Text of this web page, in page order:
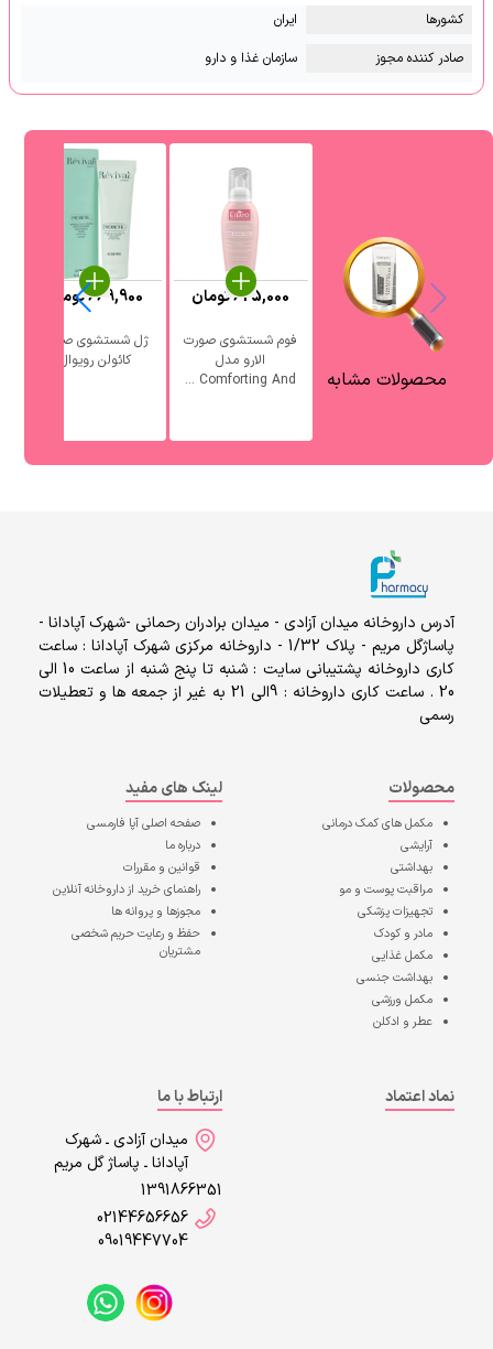
کشور‌ها
ایران
صادر کننده مجوز
سازمان غذا و دارو
محصولات مشابه
فوم شستشوی صورت
الارو مدل
Comforting And ...
625,000تومان
ژل شستشوی صورت
کائولن رویوال
669,900تومان
آدرس داروخانه میدان آزادی - میدان برادران رحمانی -شهرک آپادانا -
پاساژگل مریم - پلاک 1/32 - داروخانه مرکزی شهرک آپادانا : ساعت
کاری داروخانه پشتیبانی سایت : شنبه تا پنج شنبه از ساعت 10 الی
20 . ساعت کاری داروخانه : 9الی 21 به غیر از جمعه ها و تعطیلات
رسمی
محصولات
مکمل های کمک درمانی
آرایشی
بهداشتی
مراقبت پوست و مو
تجهیزات پزشکی
مادر و کودک
مکمل غذایی
بهداشت جنسی
مکمل ورزشی
عطر و ادکلن
لینک های مفید
صفحه اصلیآپا فارمسی
درباره ما
قوانین و مقررات
راهنمای خرید از داروخانه آنلاین
مجوزها و پروانه ها
حفظ و رعایت حریم شخصی
مشتریان
نماد اعتماد
ارتباط با ما
میدان آزادی ـ شهرک
آپادانا ـ پاساژ گل مریم
1391866351
02144656656
09019447704